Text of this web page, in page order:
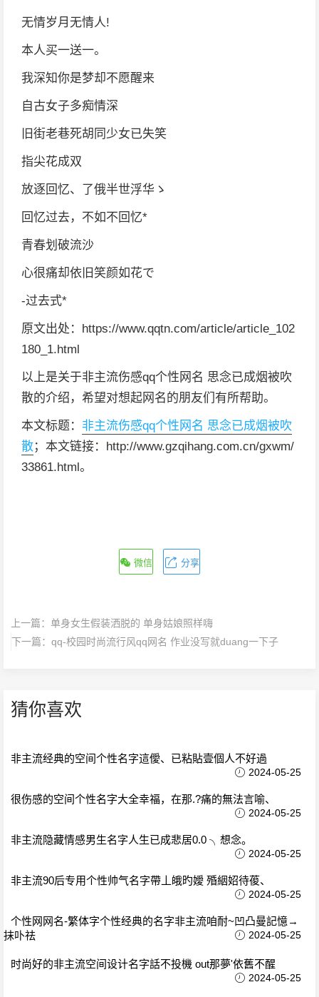
无情岁月无情人!
本人买一送一。
我深知你是梦却不愿醒来
自古女子多痴情深
旧街老巷死胡同少女已失笑
指尖花成双
放逐回忆、了俄半世浮华ゝ
回忆过去，不如不回忆*
青春划破流沙
心很痛却依旧笑颜如花で
-过去式*
原文出处：https://www.qqtn.com/article/article_102
180_1.html
以上是关于非主流伤感qq个性网名 思念已成烟被吹
散的介绍，希望对想起网名的朋友们有所帮助。
本文标题： 非主流伤感qq个性网名 思念已成烟被吹
散；本文链接：http://www.gzqihang.com.cn/gxwm/
33861.html。
微信 分享
上一篇： 单身女生假装洒脱的 单身姑娘照样嗨
下一篇： qq-校园时尚流行风qq网名 作业没写就duang一下子
猜你喜欢
非主流经典的空间个性名字這僾、已粘貼壹個人不好過
2024-05-25
很伤感的空间个性名字大全幸福，在那.?痛的無法言喻、
2024-05-25
非主流隐藏情感男生名字人生已成悲居0.0 ╮想念。
2024-05-25
非主流90后专用个性帅气名字帶丄皒旳嬡 殙絪妱待葰、
2024-05-25
个性网网名-繁体字个性经典的名字非主流咱耐~凹凸曼記憶→
抹卟祛
2024-05-25
时尚好的非主流空间设计名字話不投機 out那夢'依舊不醒
2024-05-25